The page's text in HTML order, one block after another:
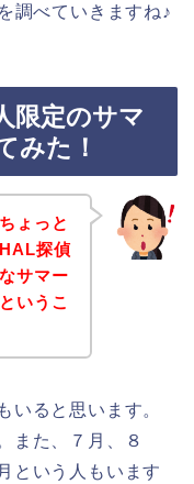
調べていきますね♪
限定のサマ
みた！
ょっと
探偵
サマー
いうこ
いると思います。
また、７月、８
という人もいます